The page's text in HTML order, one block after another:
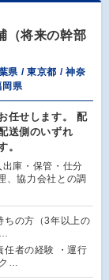
（将来の幹部
県 / 東京都 / 神奈
岡県
任せします。 配
送側のいずれ
。
庫・保管・仕分
、協力会社との調
ちの方（3年以上の
任者の経験 ・運行
…